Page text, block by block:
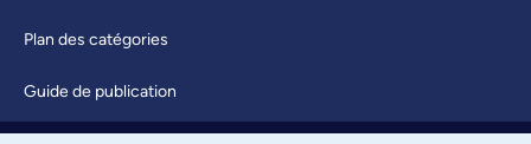
Plan des catégories
Guide de publication